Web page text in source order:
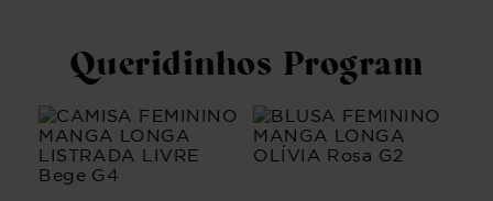
Queridinhos Program